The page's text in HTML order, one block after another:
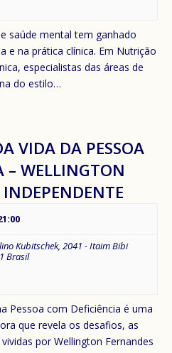
saúde mental tem ganhado
e na prática clínica. Em Nutrição
especialistas das áreas de
do estilo…
VIDA DA PESSOA
– WELLINGTON
Kubitschek, 2041 - Itaim Bibi
Brasil
Pessoa com Deficiência é uma
que revela os desafios, as
por Wellington Fernandes